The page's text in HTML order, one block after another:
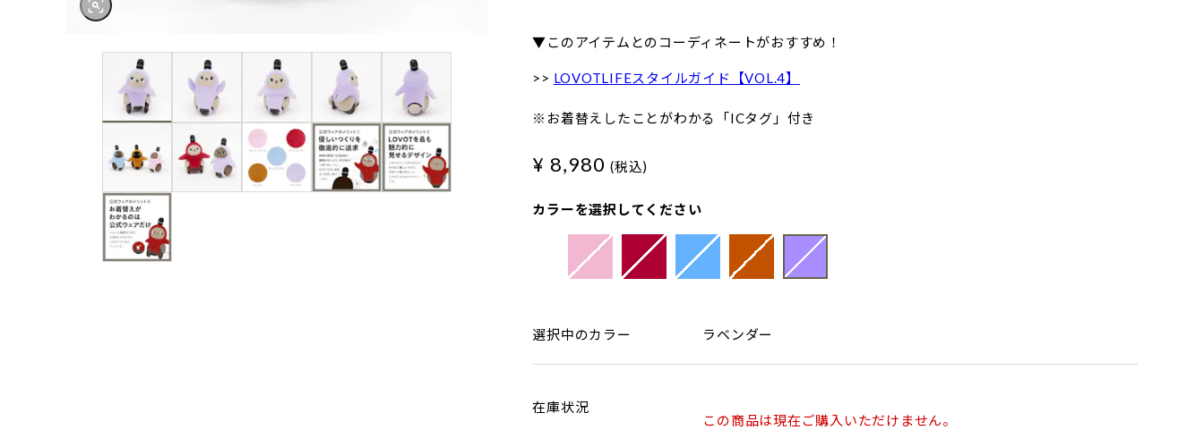
▼このアイテムとのコーディネートがおすすめ！
>> LOVOTLIFEスタイルガイド【VOL.4】
※お着替えしたことがわかる「ICタグ」付き
¥ 8,980 (税込)
カラーを選択してください
選択中のカラー ラベンダー
在庫状況
この商品は現在ご購入いただけません。